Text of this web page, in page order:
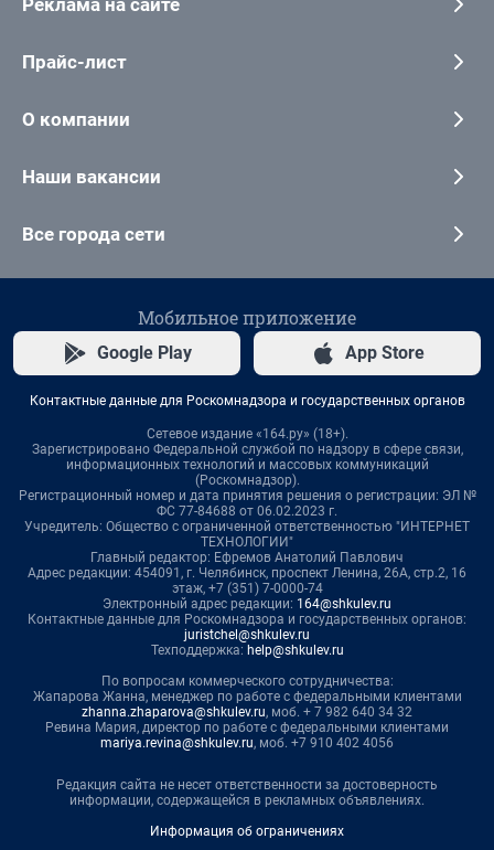
Прайс-лист
О компании
Наши вакансии
Все города сети
Мобильное приложение
Google Play App Store
Контактные данные для Роскомнадзора и государственных органов
Сетевое издание «164.ру» (18+).
Зарегистрировано Федеральной службой по надзору в сфере связи,
информационных технологий и массовых коммуникаций
(Роскомнадзор).
Регистрационный номер и дата принятия решения о регистрации: ЭЛ №
ФС 77-84688 от 06.02.2023 г.
Учредитель: Общество с ограниченной ответственностью "ИНТЕРНЕТ
ТЕХНОЛОГИИ"
Главный редактор: Ефремов Анатолий Павлович
Адрес редакции: 454091, г. Челябинск, проспект Ленина, 26А, стр.2, 16
этаж, +7 (351) 7-0000-74
Электронный адрес редакции: 164@shkulev.ru
Контактные данные для Роскомнадзора и государственных органов:
juristchel@shkulev.ru
Техподдержка: help@shkulev.ru
По вопросам коммерческого сотрудничества:
Жапарова Жанна, менеджер по работе с федеральными клиентами
zhanna.zhaparova@shkulev.ru, моб. + 7 982 640 34 32
Ревина Мария, директор по работе с федеральными клиентами
mariya.revina@shkulev.ru, моб. +7 910 402 4056
Редакция сайта не несет ответственности за достоверность
информации, содержащейся в рекламных объявлениях.
Информация об ограничениях